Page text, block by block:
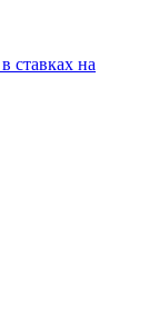
ставках на